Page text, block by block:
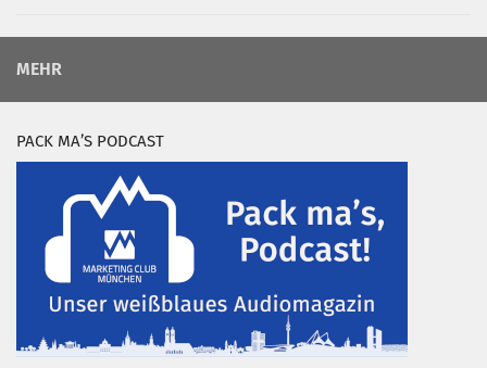
MEHR
PACK MA’S PODCAST